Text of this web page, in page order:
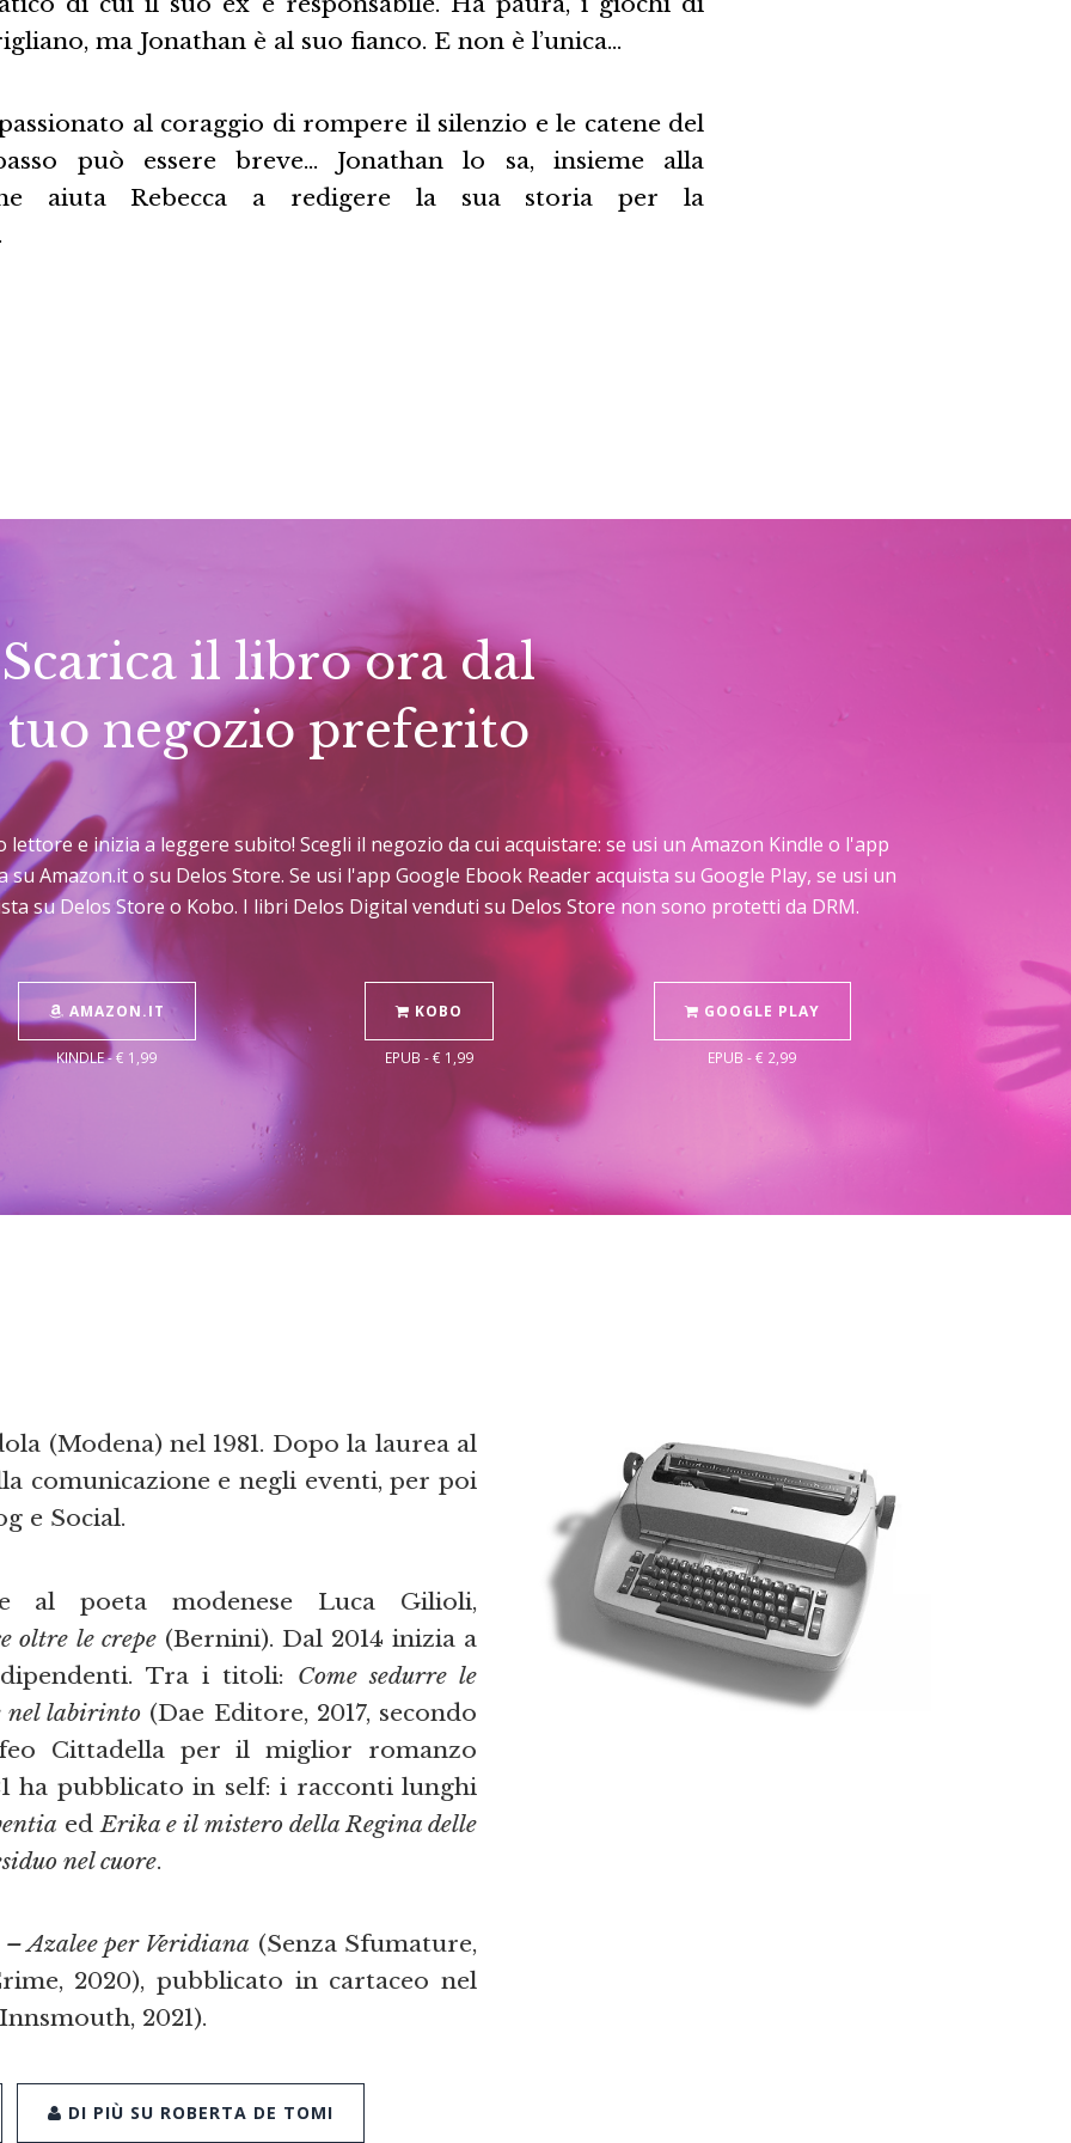
ma Jonathan è al suo fianco. E non è l’unica…
al coraggio di rompere il silenzio e le catene del
può essere breve… Jonathan lo sa, insieme alla
aiuta Rebecca a redigere la sua storia per la
Scarica il libro ora dal
tuo negozio preferito
lettore e inizia a leggere subito! Scegli il negozio da cui acquistare: se usi un Amazon Kindle o l'app
Amazon.it o su Delos Store. Se usi l'app Google Ebook Reader acquista su Google Play, se usi un
su Delos Store o Kobo. I libri Delos Digital venduti su Delos Store non sono protetti da DRM.
AMAZON.IT
KINDLE - € 1,99
KOBO
EPUB - € 1,99
GOOGLE PLAY
EPUB - € 2,99
(Modena) nel 1981. Dopo la laurea al
comunicazione e negli eventi, per poi
e Social.
al poeta modenese Luca Gilioli,
oltre le crepe(Bernini). Dal 2014 inizia a
Tra i titoli: Come sedurre le
nel labirinto (Dae Editore, 2017, secondo
Cittadella per il miglior romanzo
ha pubblicato in self: i racconti lunghi
edErika e il mistero della Regina delle
nel cuore.
Azalee per Veridiana (Senza Sfumature,
2020), pubblicato in cartaceo nel
2021).
DI PIÙ SU ROBERTA DE TOMI